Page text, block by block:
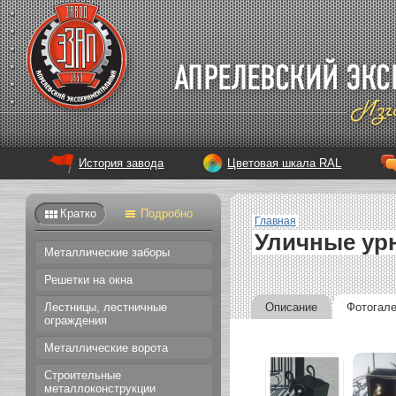
История завода Цветовая шкала RAL
Кратко Подробно
Металлические заборы
Решетки на окна
Лестницы, лестничные
ограждения
Металлические ворота
Строительные
металлоконструкции
Главная
Уличные
Описание